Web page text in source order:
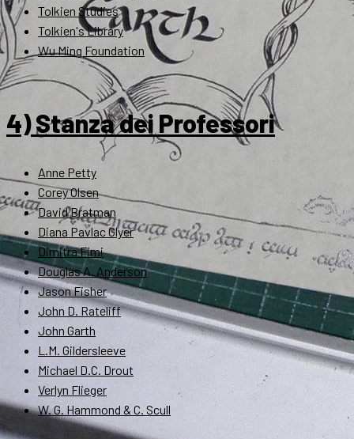
Tolkien Studies
Tolkien's Library
Wu Ming Foundation
4) Stanza dei Professori
Anne Petty
Corey Olsen
David Bratman
Diana Pavlac Glyer
Dimitra Fimi
Douglas A. Anderson
Jason Fisher
John D. Rateliff
John Garth
L.M. Gildersleeve
Michael D.C. Drout
Verlyn Flieger
W. G. Hammond & C. Scull